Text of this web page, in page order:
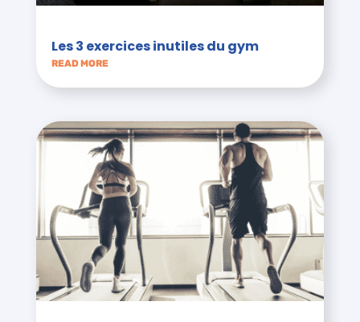
Les 3 exercices inutiles du gym
READ MORE